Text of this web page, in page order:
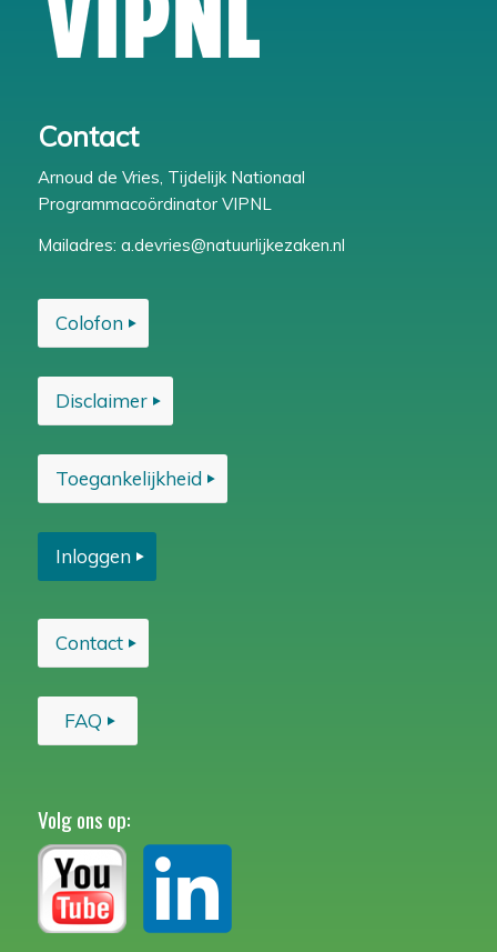
Contact
Arnoud de Vries, Tijdelijk Nationaal
Programmacoördinator VIPNL
Mailadres: a.devries@natuurlijkezaken.nl
Colofon
Disclaimer
Toegankelijkheid
Inloggen
Contact
FAQ
Volg ons op: